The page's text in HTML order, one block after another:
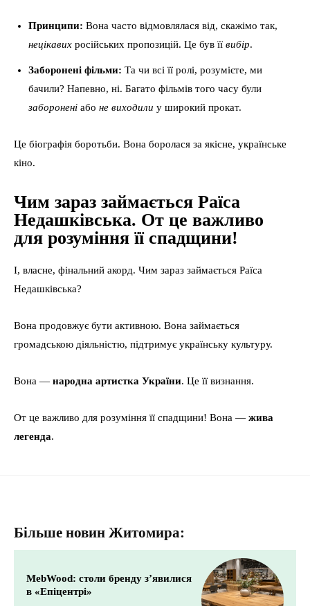
Принципи: Вона часто відмовлялася від, скажімо так,
нецікавих російських пропозицій. Це був її вибір.
Заборонені фільми: Та чи всі її ролі, розумієте, ми
бачили? Напевно, ні. Багато фільмів того часу були
заборонені або не виходили у широкий прокат.
Це біографія боротьби. Вона боролася за якісне, українське
кіно.
Чим зараз займається Раїса
Недашківська. От це важливо
для розуміння її спадщини!
І, власне, фінальний акорд. Чим зараз займається Раїса
Недашківська?
Вона продовжує бути активною. Вона займається
громадською діяльністю, підтримує українську культуру.
Вона — народна артистка України. Це її визнання.
От це важливо для розуміння її спадщини! Вона — жива
легенда.
Більше новин Житомира:
MebWood: столи бренду з’явилися
в «Епіцентрі»